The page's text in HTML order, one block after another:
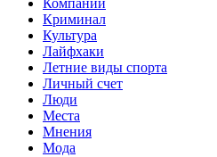
Криминал
Культура
Лайфхаки
Летние виды спорта
Личный счет
Люди
Места
Мнения
Мода